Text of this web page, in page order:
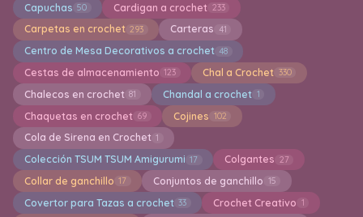
Capuchas 50 Cardigan a crochet 233
Carpetas en crochet 293 Carteras 41
Centro de Mesa Decorativos a crochet 48
Cestas de almacenamiento 123 Chal a Crochet 330
Chalecos en crochet 81 Chandal a crochet 1
Chaquetas en crochet 69 Cojines 102
Cola de Sirena en Crochet 1
Colección TSUM TSUM Amigurumi 17 Colgantes 27
Collar de ganchillo 17 Conjuntos de ganchillo 15
Covertor para Tazas a crochet 33 Crochet Creativo 1